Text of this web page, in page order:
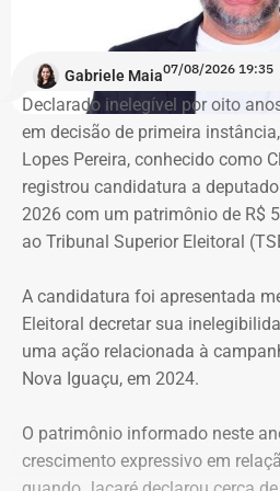
ocupantes chegou ao atual
“Nós já sofremos quatro
ocupação é justamente dar ao
que atenda as necessidades
que eu entrei no MLB nunca
mesmo é um teto, um lar para
valer um direito constitucional
A Central de Movimentos
(CMPRJ) emitiu nota de apoio e
que as famílias lutam há anos
organização e resistência.
“Sabemos que a moradia é a
movimento ocupa um imóvel
Gabriele Maia07/08/2026 19:35
Declarado inelegível por oito
em decisão de primeira
Lopes Pereira, conhecido como
registrou candidatura a
2026 com um patrimônio de R$
ao Tribunal Superior Eleitoral
A candidatura foi apresentada
Eleitoral decretar sua
uma ação relacionada à
Nova Iguaçu, em 2024.
O patrimônio informado neste
crescimento expressivo em